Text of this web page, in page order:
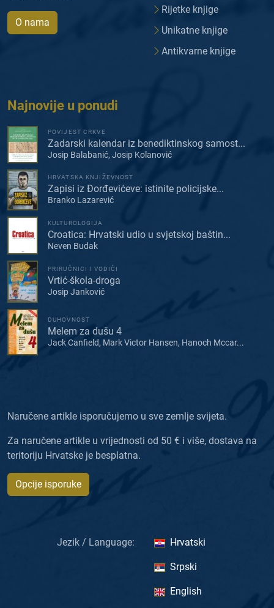
O nama
Rijetke knjige
Unikatne knjige
Antikvarne knjige
Najnovije u ponudi
POVIJEST CRKVE
Zadarski kalendar iz benediktinskog samost...
Josip Balabanić, Josip Kolanović
HRVATSKA KNJIŽEVNOST
Zapisi iz Đorđevićeve: istinite policijske...
Branko Lazarević
KULTUROLOGIJA
Croatica: Hrvatski udio u svjetskoj baštin...
Neven Budak
PRIRUČNICI I VODIČI
Vrtić-škola-droga
Josip Janković
DUHOVNOST
Melem za dušu 4
Jack Canfield, Mark Victor Hansen, Hanoch Mccar...
Naručene artikle isporučujemo u sve zemlje svijeta.
Za naručene artikle u vrijednosti od 50 € i više, dostava na
teritoriju Hrvatske je besplatna.
Opcije isporuke
Jezik / Language: Hrvatski
Srpski
English